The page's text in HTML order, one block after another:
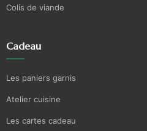
Colis de viande
Cadeau
Les paniers garnis
Atelier cuisine
Les cartes cadeau